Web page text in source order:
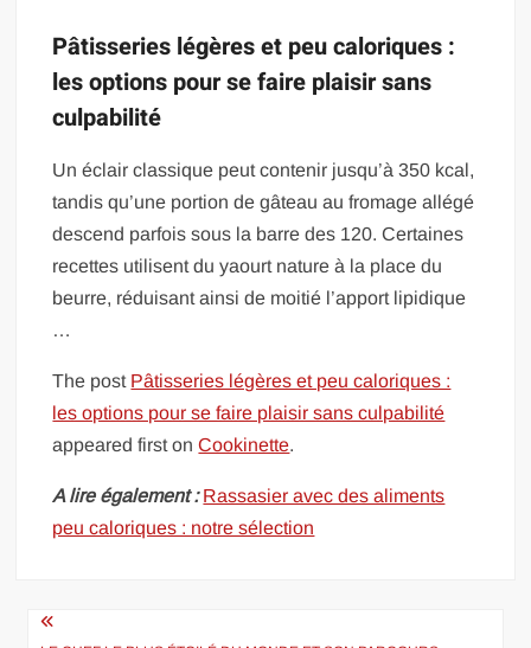
Pâtisseries légères et peu caloriques :
les options pour se faire plaisir sans
culpabilité
Un éclair classique peut contenir jusqu’à 350 kcal,
tandis qu’une portion de gâteau au fromage allégé
descend parfois sous la barre des 120. Certaines
recettes utilisent du yaourt nature à la place du
beurre, réduisant ainsi de moitié l’apport lipidique
…
The post Pâtisseries légères et peu caloriques :
les options pour se faire plaisir sans culpabilité
appeared first onCookinette.
A lire également : Rassasier avec des aliments
peu caloriques : notre sélection
Navigation